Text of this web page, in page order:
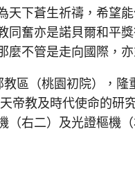
下蒼生祈禱，希望能
同奮亦是諾貝爾和平
麼不管是走向國際，
區（桃園初院），
帝教及時代使命的研
（右二）及光證樞機